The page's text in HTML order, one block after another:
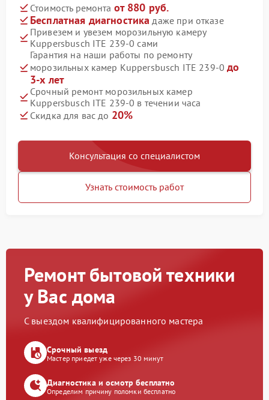
Стоимость ремонта от 880 руб.
Бесплатная диагностика даже при отказе
Привезем и увезем морозильную камеру
Kuppersbusch ITE 239-0 сами
Гарантия на наши работы по ремонту
морозильных камер Kuppersbusch ITE 239-0до
3-х лет
Срочный ремонт морозильных камер
Kuppersbusch ITE 239-0 в течении часа
Скидка для вас до 20%
Консультация со специалистом
Узнать стоимость работ
Ремонт бытовой техники
у Вас дома
С выездом квалифицированного мастера
Срочный выезд
Мастер приедет уже через 30 минут
Диагностика и осмотр бесплатно
Определим причину поломки бесплатно